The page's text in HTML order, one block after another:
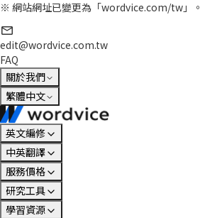
※ 網站網址已變更為「wordvice.com/tw」。
edit@wordvice.com.tw
FAQ
關於我們
繁體中文
英文編修
中英翻譯
服務價格
研究工具
學習資源